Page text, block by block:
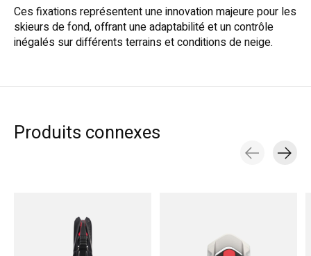
Ces fixations représentent une innovation majeure pour les
skieurs de fond, offrant une adaptabilité et un contrôle
inégalés sur différents terrains et conditions de neige.
Produits connexes